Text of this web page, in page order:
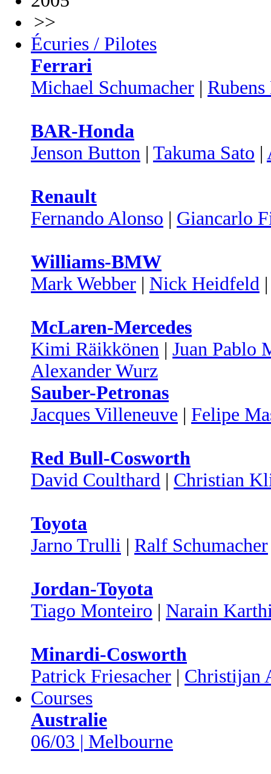
>>
Écuries / Pilotes
Ferrari
Michael Schumacher |
BAR-Honda
Jenson Button | Takuma Sato |
Renault
Fernando Alonso | Giancarlo
Williams-BMW
Mark Webber | Nick Heidfeld |
McLaren-Mercedes
Kimi Räikkönen | Juan Pablo
Alexander Wurz
Sauber-Petronas
Jacques Villeneuve | Felipe
Red Bull-Cosworth
David Coulthard | Christian
Toyota
Jarno Trulli | Ralf Schumacher
Jordan-Toyota
Tiago Monteiro | Narain
Minardi-Cosworth
Patrick Friesacher | Christijan
Courses
Australie
06/03 | Melbourne